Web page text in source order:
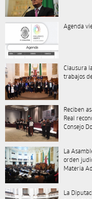
Agenda
Clausura
trabajos
Reciben
Real
Consejo
La
orden
Materia
La